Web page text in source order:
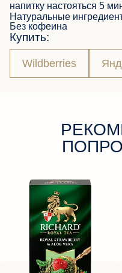
напитку настояться 5
Натуральные
Без кофеина
Купить:
Wildberries